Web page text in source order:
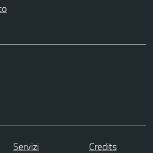
Servizi Credits